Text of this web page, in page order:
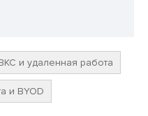
и удаленная работа
и BYOD